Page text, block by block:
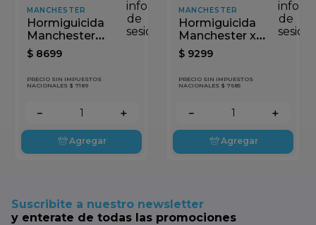
información
de
sesión
MANCHESTER
Hormiguicida
Manchester
Granulado Doy
Pack x 250gr
$ 8699
PRECIO SIN IMPUESTOS
NACIONALES $ 7189
＋
－
Agregar
de
sesión
MANCHESTER
Hormiguicida
Manchester x
200gr
$ 9299
PRECIO SIN IMPUESTOS
NACIONALES $ 7685
＋
－
Agregar
Suscribite a nuestro newsletter
y enterate de todas las promociones